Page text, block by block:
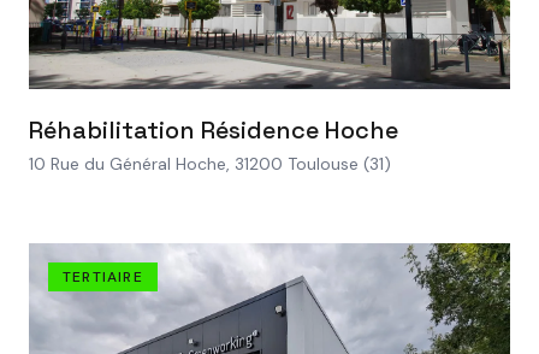
VOIR LE PROJET
Réhabilitation Résidence Hoche
10 Rue du Général Hoche, 31200 Toulouse (31)
TERTIAIRE